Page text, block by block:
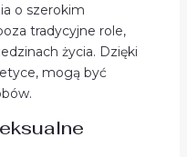
o szerokim
tradycyjne role,
życia. Dzięki
mogą być